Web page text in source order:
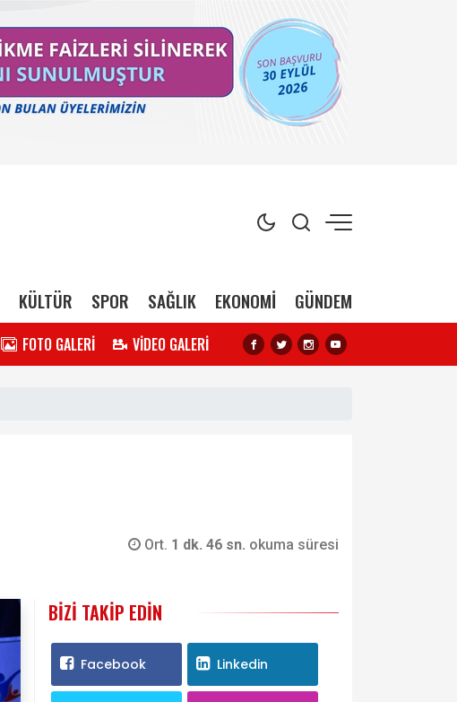
KÜLTÜR SPOR SAĞLIK EKONOMİ GÜNDEM
FOTO GALERİ VİDEO GALERİ
Ort. 1 dk. 46 sn. okuma süresi
BIZI TAKIP EDIN
Facebook Linkedin